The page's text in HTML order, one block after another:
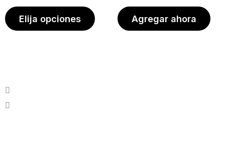
Elija opciones
pueden
Agregar ahora